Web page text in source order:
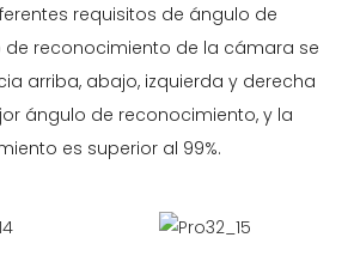
requisitos de ángulo de
de reconocimiento de la cámara se
arriba, abajo, izquierda y derecha
ángulo de reconocimiento, y la
es superior al 99%.